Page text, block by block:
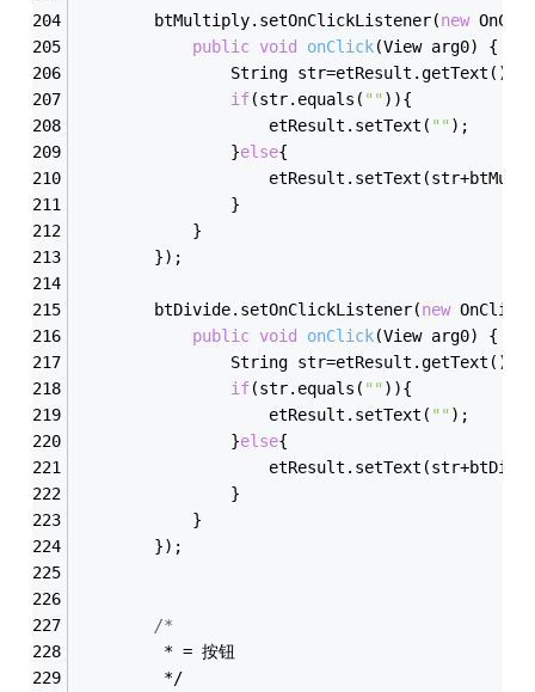
        btMultiply.setOnClickListener(
new
public void onClick(View arg0)
{
String
if(str.equals( "" )){
					etResult.setText(
"" );
				}
else{
				}
			}
		});
        btDivide.setOnClickListener(
new
public void onClick(View arg0)
{
String
if(str.equals( "" )){
					etResult.setText(
"" );
				}
else{
				}
			}
		});
/*
         * = 按钮
         */